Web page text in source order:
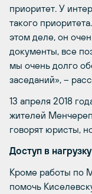
приоритет. У
такого
этом деле, он
документы, все
мы очень долго
заседаний», –
13 апреля 2018
жителей
говорят юристы,
Доступ в нагрузку
Кроме работы по
помочь